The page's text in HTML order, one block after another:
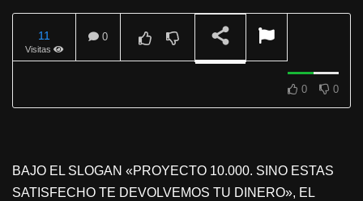
11
Visitas
0
0 0
BAJO EL SLOGAN «PROYECTO 10.000. SINO ESTAS
SATISFECHO TE DEVOLVEMOS TU DINERO», EL